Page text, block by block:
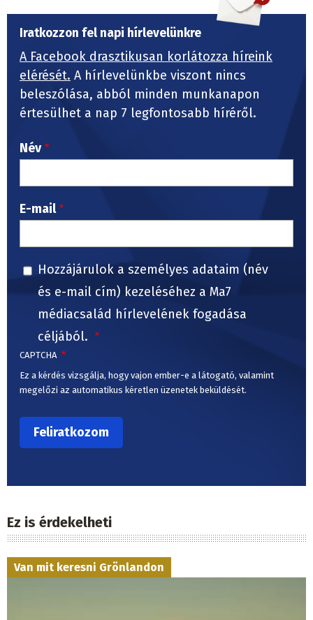
Iratkozzon fel napi hírlevelünkre
A Facebook drasztikusan korlátozza híreink
elérését. A hírlevelünkbe viszont nincs
beleszólása, abból minden munkanapon
értesülhet a nap 7 legfontosabb híréről.
Név
E-mail
Hozzájárulok a személyes adataim (név
és e-mail cím) kezeléséhez a Ma7
médiacsalád hírlevelének fogadása
céljából.
CAPTCHA
Ez a kérdés vizsgálja, hogy vajon ember-e a látogató, valamint
megelőzi az automatikus kéretlen üzenetek beküldését.
Ez is érdekelheti
Van mit keresni Grönlandon